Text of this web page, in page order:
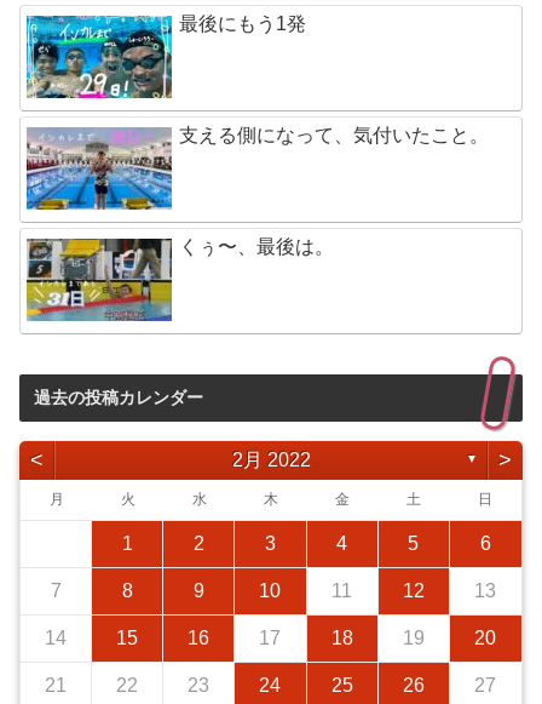
最後にもう1発
支える側になって、気付いたこと。
くぅ〜、最後は。
過去の投稿カレンダー
< 2月 2022 ▼ >
月 火 水 木 金 土 日
1 2 3 4 5 6
7 8 9 10 11 12 13
14 15 16 17 18 19 20
21 22 23 24 25 26 27